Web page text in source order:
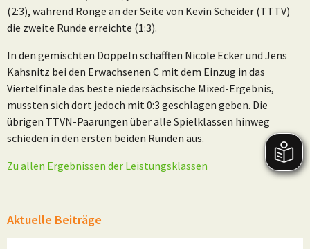
(2:3), während Ronge an der Seite von Kevin Scheider (TTTV)
die zweite Runde erreichte (1:3).
In den gemischten Doppeln schafften Nicole Ecker und Jens
Kahsnitz bei den Erwachsenen C mit dem Einzug in das
Viertelfinale das beste niedersächsische Mixed-Ergebnis,
mussten sich dort jedoch mit 0:3 geschlagen geben. Die
übrigen TTVN-Paarungen über alle Spielklassen hinweg
schieden in den ersten beiden Runden aus.
Zu allen Ergebnissen der Leistungsklassen
Aktuelle Beiträge